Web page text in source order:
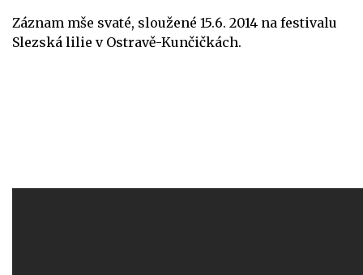
Záznam mše svaté, sloužené 15.6. 2014 na festivalu
Slezská lilie v Ostravě-Kunčičkách.